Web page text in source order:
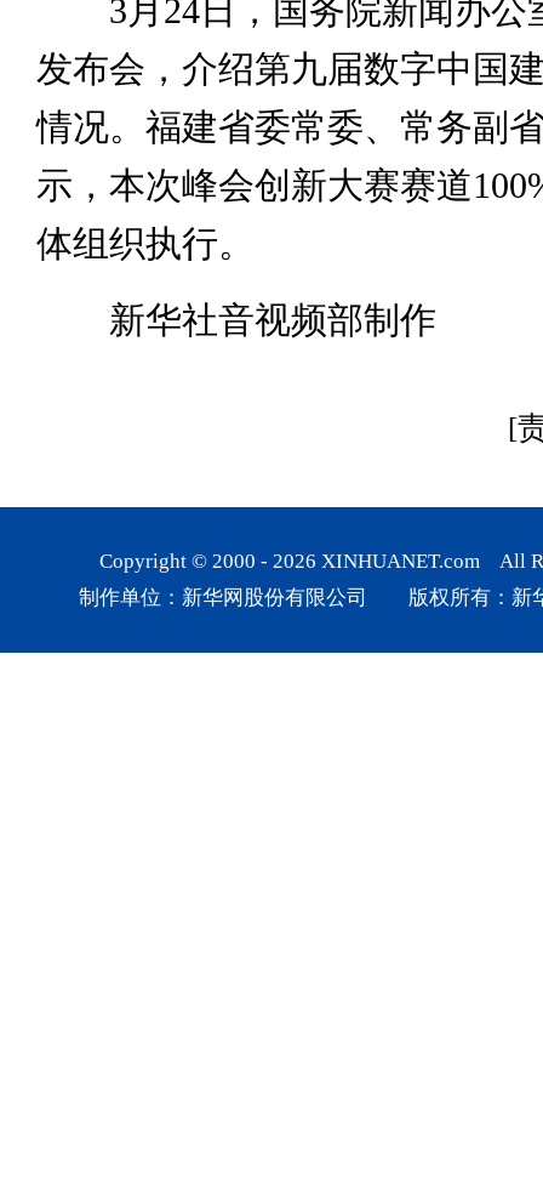
3月24日，国务院新闻办公
发布会，介绍第九届数字中国
情况。福建省委常委、常务副
示，本次峰会创新大赛赛道
体组织执行。
新华社音视频部制作
[
Copyright © 2000 - 2026 XINHUANET.com All
制作单位：新华网股份有限公司 版权所有：新